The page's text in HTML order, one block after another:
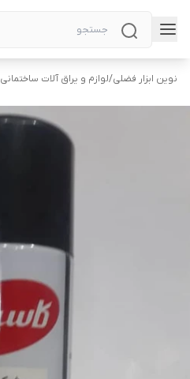
نوین ابزار فضلی/لوازم و یراق آلات ساختمانی